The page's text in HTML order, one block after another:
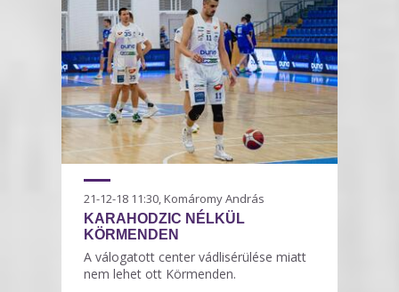
21-12-18 11:30, Komáromy András
KARAHODZIC NÉLKÜL
KÖRMENDEN
A válogatott center vádlisérülése miatt
nem lehet ott Körmenden.